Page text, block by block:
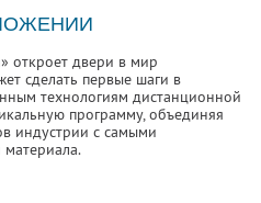
откроет двери в мир
сделать первые шаги в
технологиям дистанционной
программу, объединяя
индустрии с самыми